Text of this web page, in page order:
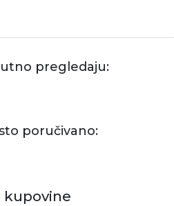
pregledaju:
poručivano:
kupovine